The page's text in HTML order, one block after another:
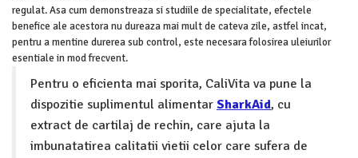
regulat. Asa cum demonstreaza si studiile de specialitate, efectele
benefice ale acestora nu dureaza mai mult de cateva zile, astfel incat,
pentru a mentine durerea sub control, este necesara folosirea uleiurilor
esentiale in mod frecvent.
Pentru o eficienta mai sporita, CaliVita va pune la
dispozitie suplimentul alimentar SharkAid, cu
extract de cartilaj de rechin, care ajuta la
imbunatatirea calitatii vietii celor care sufera de